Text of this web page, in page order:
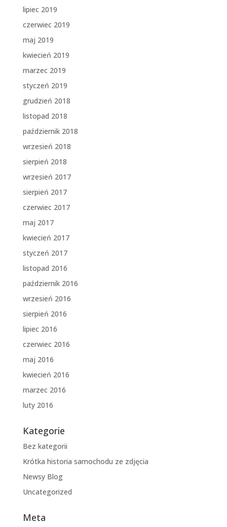
lipiec 2019
czerwiec 2019
maj 2019
kwiecień 2019
marzec 2019
styczeń 2019
grudzień 2018
listopad 2018
październik 2018
wrzesień 2018
sierpień 2018
wrzesień 2017
sierpień 2017
czerwiec 2017
maj 2017
kwiecień 2017
styczeń 2017
listopad 2016
październik 2016
wrzesień 2016
sierpień 2016
lipiec 2016
czerwiec 2016
maj 2016
kwiecień 2016
marzec 2016
luty 2016
Kategorie
Bez kategorii
Krótka historia samochodu ze zdjęcia
Newsy Blog
Uncategorized
Meta